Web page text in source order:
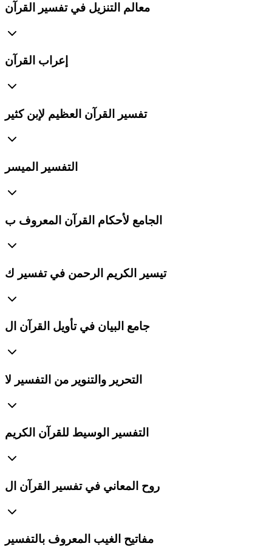
معالم التنزيل في تفسير القرآن
إعراب القرآن
تفسير القرآن العظيم لإبن كثير
التفسير الميسر
الجامع لأحكام القرآن المعروف ب
تيسير الكريم الرحمن في تفسير ك
جامع البيان في تأويل القرآن ال
التحرير والتنوير من التفسير لا
التفسير الوسيط للقرآن الكريم
روح المعاني في تفسير القرآن ال
مفاتيح الغيب المعروف بالتفسير